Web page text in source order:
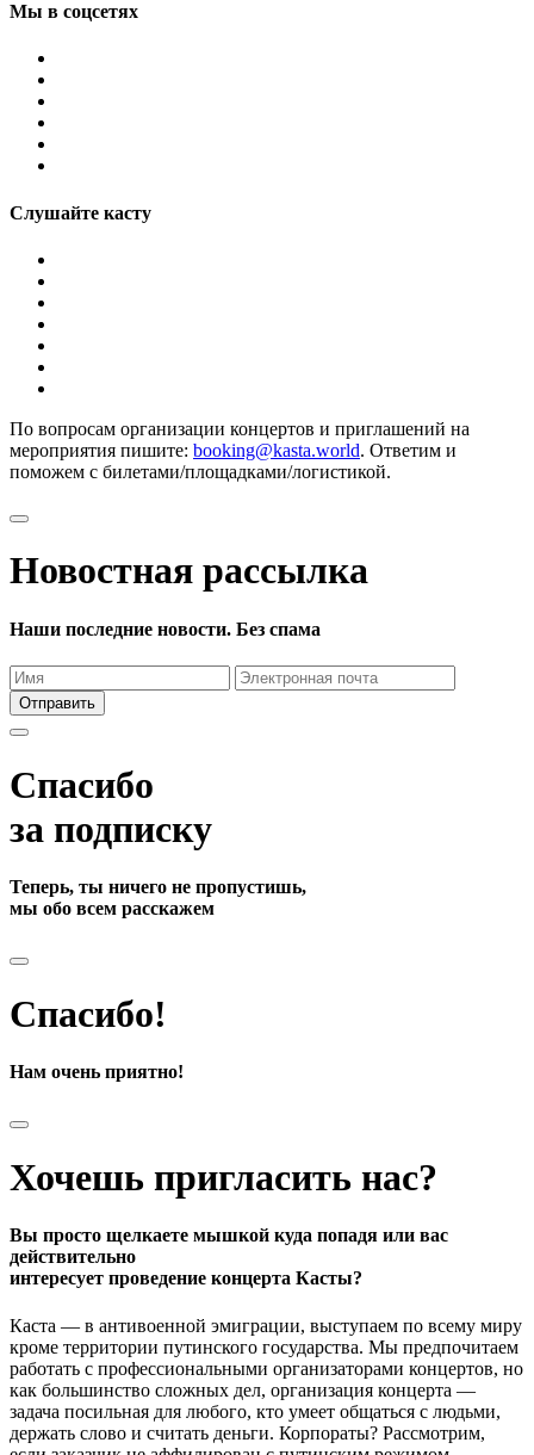
Мы в соцсетях
Слушайте касту
По вопросам организации концертов и приглашений на
мероприятия пишите: booking@kasta.world. Ответим и
поможем с билетами/площадками/логистикой.
Новостная рассылка
Наши последние новости. Без спама
Отправить
Спасибо
за подписку
Теперь, ты ничего не пропустишь,
мы обо всем расскажем
Спасибо!
Нам очень приятно!
Хочешь пригласить нас?
Вы просто щелкаете мышкой куда попадя или вас
действительно
интересует проведение концерта Касты?
Каста — в антивоенной эмиграции, выступаем по всему миру
кроме территории путинского государства. Мы предпочитаем
работать с профессиональными организаторами концертов, но
как большинство сложных дел, организация концерта —
задача посильная для любого, кто умеет общаться с людьми,
держать слово и считать деньги. Корпораты? Рассмотрим,